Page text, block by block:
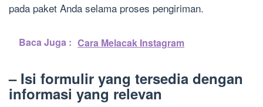
pada paket Anda selama proses pengiriman.
Baca Juga : Cara Melacak Instagram
– Isi formulir yang tersedia dengan
informasi yang relevan